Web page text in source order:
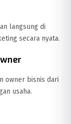
langsung di
secara nyata.
owner bisnis dari
usaha.